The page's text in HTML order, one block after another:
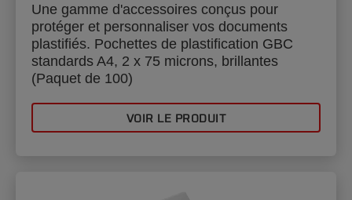
Une gamme d'accessoires conçus pour
protéger et personnaliser vos documents
plastifiés. Pochettes de plastification GBC
standards A4, 2 x 75 microns, brillantes
(Paquet de 100)
VOIR LE PRODUIT